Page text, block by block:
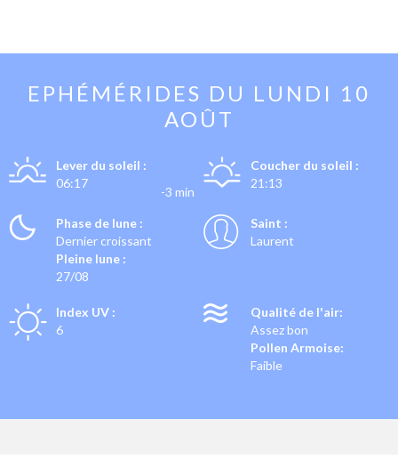
EPHÉMÉRIDES DU LUNDI 10
AOÛT
Lever du soleil :
06:17
-3 min
Coucher du soleil :
21:13
Phase de lune :
Dernier croissant
Pleine lune :
27/08
Saint :
Laurent
Index UV :
6
Qualité de l'air:
Assez bon
Pollen Armoise:
Faible